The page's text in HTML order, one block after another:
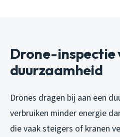
Drone-inspectie
duurzaamheid
Drones dragen bij aan een
verbruiken minder energie
die vaak steigers of kranen